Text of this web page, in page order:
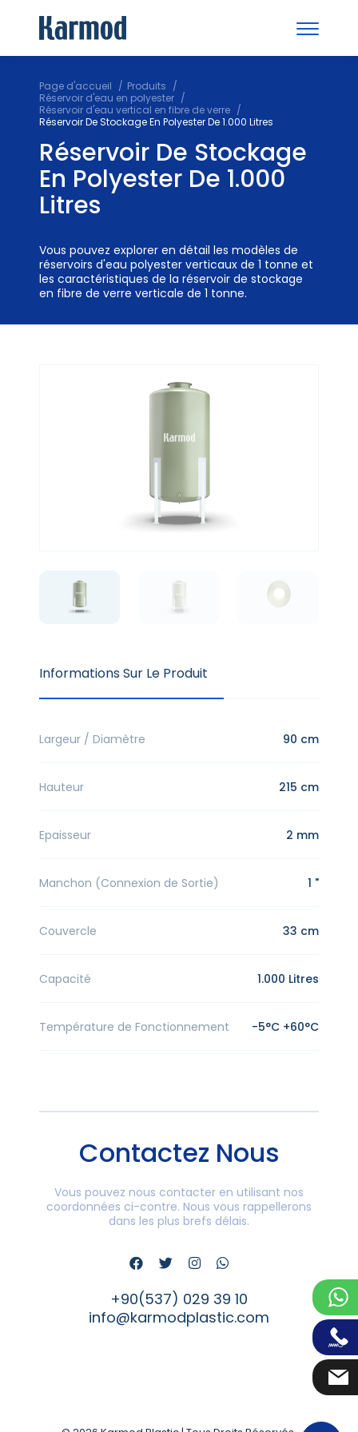
Page d'accueil
Produits
Réservoir d'eau en polyester
Réservoir d'eau vertical en fibre de verre
Réservoir De Stockage En Polyester De 1.000 Litres
Réservoir De Stockage
En Polyester De 1.000
Litres
Vous pouvez explorer en détail les modèles de
réservoirs d'eau polyester verticaux de 1 tonne et
les caractéristiques de la réservoir de stockage
en fibre de verre verticale de 1 tonne.
Informations Sur Le Produit
Largeur / Diamètre 90 cm
Hauteur 215 cm
Epaisseur 2 mm
Manchon (Connexion de Sortie) 1 "
Couvercle 33 cm
Capacité 1.000 Litres
Température de Fonctionnement -5°C +60°C
Contactez Nous
Vous pouvez nous contacter en utilisant nos
coordonnées ci-contre. Nous vous rappellerons
dans les plus brefs délais.
+90(537) 029 39 10
info@karmodplastic.com